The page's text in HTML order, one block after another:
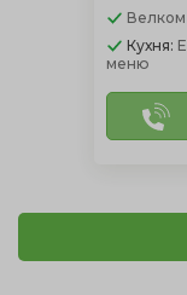
Велком
Кухня:
меню